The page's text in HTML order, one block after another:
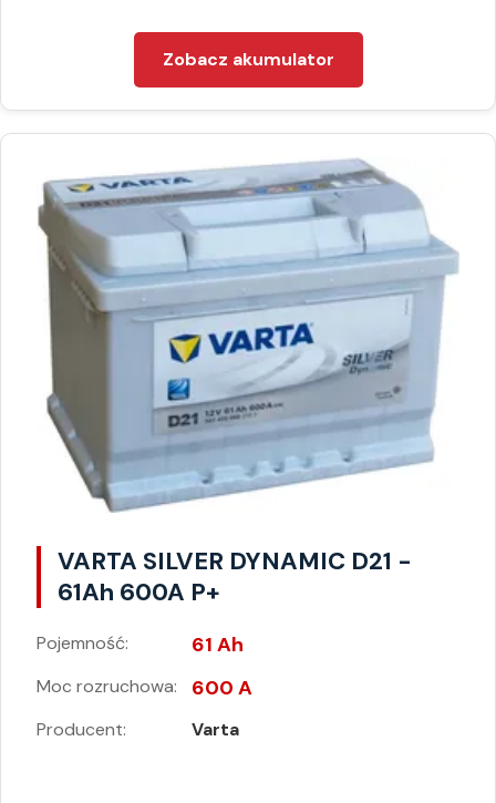
Zobacz akumulator
VARTA SILVER DYNAMIC D21 -
61Ah 600A P+
Pojemność: 61 Ah
Moc rozruchowa: 600 A
Producent: Varta